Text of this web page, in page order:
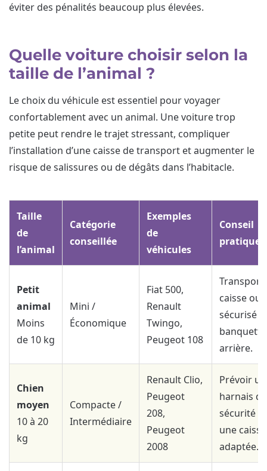
éviter des pénalités beaucoup plus élevées.
Quelle voiture choisir selon la
taille de l’animal ?
Le choix du véhicule est essentiel pour voyager
confortablement avec un animal. Une voiture trop
petite peut rendre le trajet stressant, compliquer
l’installation d’une caisse de transport et augmenter le
risque de salissures ou de dégâts dans l’habitacle.
Taille
de
l’animal
Catégorie
conseillée
Exemples
de
véhicules
Conseil
pratique
Petit
animal
Moins
de 10 kg
Mini /
Économique
Fiat 500,
Renault
Twingo,
Peugeot 108
Transport
caisse ou
sécurisé
banquette
arrière.
Chien
moyen
10 à 20
kg
Compacte /
Intermédiaire
Renault Clio,
Peugeot
208,
Peugeot
2008
Prévoir un
harnais de
sécurité
une caisse
adaptée.